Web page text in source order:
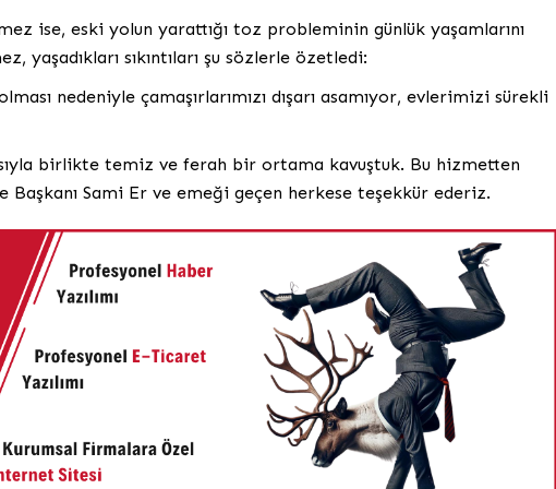
ise, eski yolun yarattığı toz probleminin günlük yaşamlarını
sıkıntıları şu sözlerle özetledi:
nedeniyle çamaşırlarımızı dışarı asamıyor, evlerimizi sürekli
birlikte temiz ve ferah bir ortama kavuştuk. Bu hizmetten
Başkanı Sami Er ve emeği geçen herkese teşekkür ederiz.